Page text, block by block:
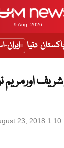
9 Aug, 2026
پاکستان دنیا
شریف
23, 2018 1:10